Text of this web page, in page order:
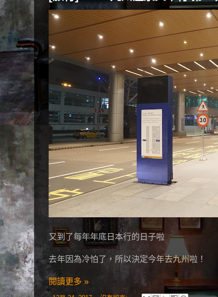
又到了每年年底日本行的日子啦
去年因為冷怕了，所以決定今年去九州啦！
閱讀更多 »